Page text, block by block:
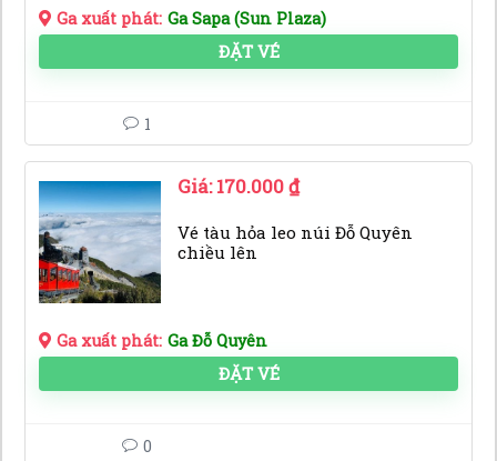
Ga xuất phát: Ga Sapa (Sun Plaza)
ĐẶT VÉ
1
Giá:170.000₫
Vé tàu hỏa leo núi Đỗ Quyên
chiều lên
Ga xuất phát: Ga Đỗ Quyên
ĐẶT VÉ
0